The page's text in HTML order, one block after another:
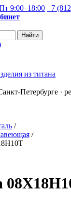
9:00–18:00 +7
Найти
из титана
Петербурге ·
/
/